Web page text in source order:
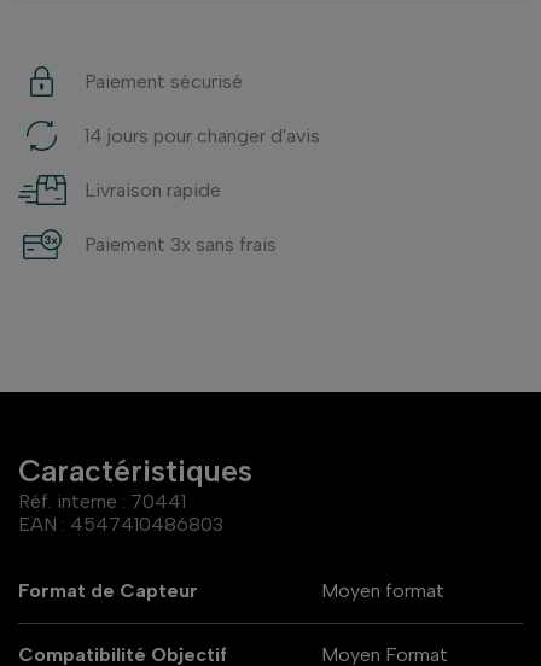
Paiement sécurisé
14 jours pour changer d'avis
Livraison rapide
Paiement 3x sans frais
Caractéristiques
Réf. interne : 70441
EAN : 4547410486803
Format de Capteur Moyen format
Compatibilité Objectif Moyen Format